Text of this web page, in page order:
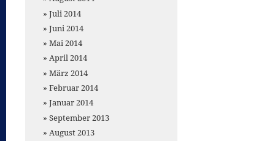
Juli 2014
Juni 2014
Mai 2014
April 2014
März 2014
Februar 2014
Januar 2014
September 2013
August 2013